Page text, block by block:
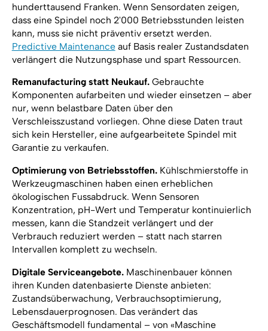
hunderttausend Franken. Wenn Sensordaten zeigen,
dass eine Spindel noch 2'000 Betriebsstunden leisten
kann, muss sie nicht präventiv ersetzt werden.
Predictive Maintenanceauf Basis realer Zustandsdaten
verlängert die Nutzungsphase und spart Ressourcen.
Remanufacturing statt Neukauf.Gebrauchte
Komponenten aufarbeiten und wieder einsetzen – aber
nur, wenn belastbare Daten über den
Verschleisszustand vorliegen. Ohne diese Daten traut
sich kein Hersteller, eine aufgearbeitete Spindel mit
Garantie zu verkaufen.
Optimierung von Betriebsstoffen.Kühlschmierstoffe in
Werkzeugmaschinen haben einen erheblichen
ökologischen Fussabdruck. Wenn Sensoren
Konzentration, pH-Wert und Temperatur kontinuierlich
messen, kann die Standzeit verlängert und der
Verbrauch reduziert werden – statt nach starren
Intervallen komplett zu wechseln.
Digitale Serviceangebote.Maschinenbauer können
ihren Kunden datenbasierte Dienste anbieten:
Zustandsüberwachung, Verbrauchsoptimierung,
Lebensdauerprognosen. Das verändert das
Geschäftsmodell fundamental – von «Maschine